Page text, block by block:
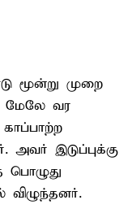
மூன்று முறை
மேலே வர
அவர் இடுப்புக்கு
பொழுது
விழுந்தனர்.